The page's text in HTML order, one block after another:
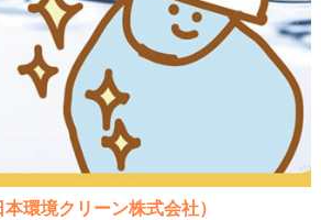
環境クリーン株式会社）